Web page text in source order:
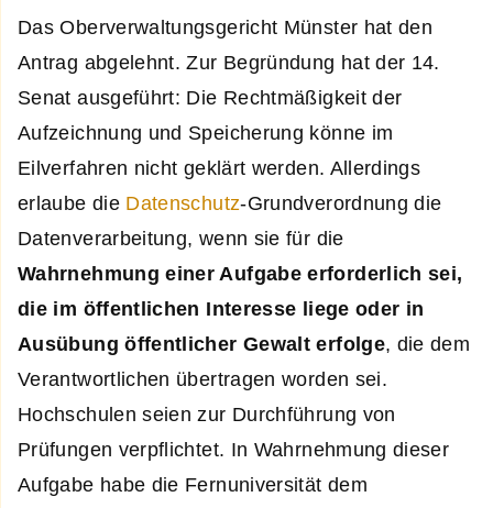
Das Oberverwaltungsgericht Münster hat den
Antrag abgelehnt. Zur Begründung hat der 14.
Senat ausgeführt: Die Rechtmäßigkeit der
Aufzeichnung und Speicherung könne im
Eilverfahren nicht geklärt werden. Allerdings
erlaube die Datenschutz-Grundverordnung die
Datenverarbeitung, wenn sie für die
Wahrnehmung einer Aufgabe erforderlich sei,
die im öffentlichen Interesse liege oder in
Ausübung öffentlicher Gewalt erfolge, die dem
Verantwortlichen übertragen worden sei.
Hochschulen seien zur Durchführung von
Prüfungen verpflichtet. In Wahrnehmung dieser
Aufgabe habe die Fernuniversität dem